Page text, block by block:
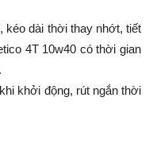
kéo dài thời thay nhớt, tiết
4T 10w40 có thời gian
khởi động, rút ngắn thời